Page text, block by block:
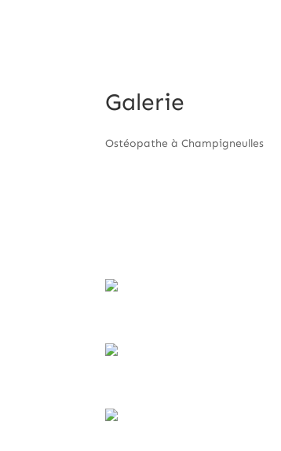
Galerie
Ostéopathe à Champigneulles